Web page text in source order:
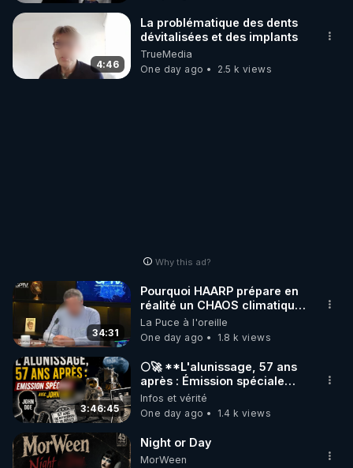
4:46
La problématique des dents
dévitalisées et des implants
TrueMedia
One day ago
2.5 k views
Why this ad?
34:31
Pourquoi HAARP prépare en
réalité un CHAOS climatique,
on répond
La Puce à l'oreille
One day ago
1.8 k views
3:46:45
🌕🚀 **L'alunissage, 57 ans
après : Émission spéciale
avec John Doe !** 👨 🚀✨
Infos et vérité
One day ago
1.4 k views
Night or Day
MorWeen